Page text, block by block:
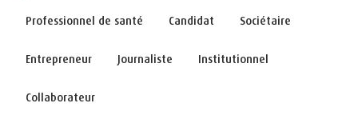
Professionnel de santé Candidat Sociétaire
Entrepreneur Journaliste Institutionnel
Collaborateur